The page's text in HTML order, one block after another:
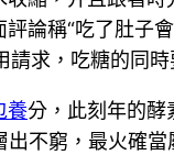
論稱“吃了肚子
求，吃糖的同
養分，此刻年的酵
出不窮，最火確